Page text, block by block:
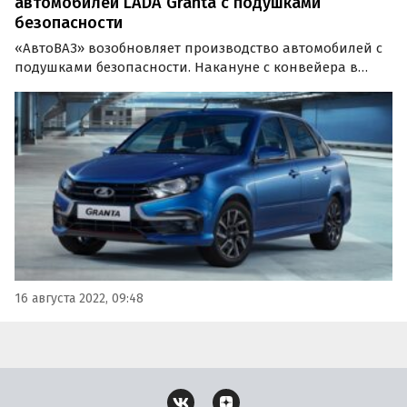
безопасности
«АвтоВАЗ» возобновляет производство автомобилей с
подушками безопасности. Накануне с конвейера в
сообщают «Автоновости дня» со ссылкой на
инсайдерское сообщество Avtograd News в соцсети…
16 августа 2022, 09:48